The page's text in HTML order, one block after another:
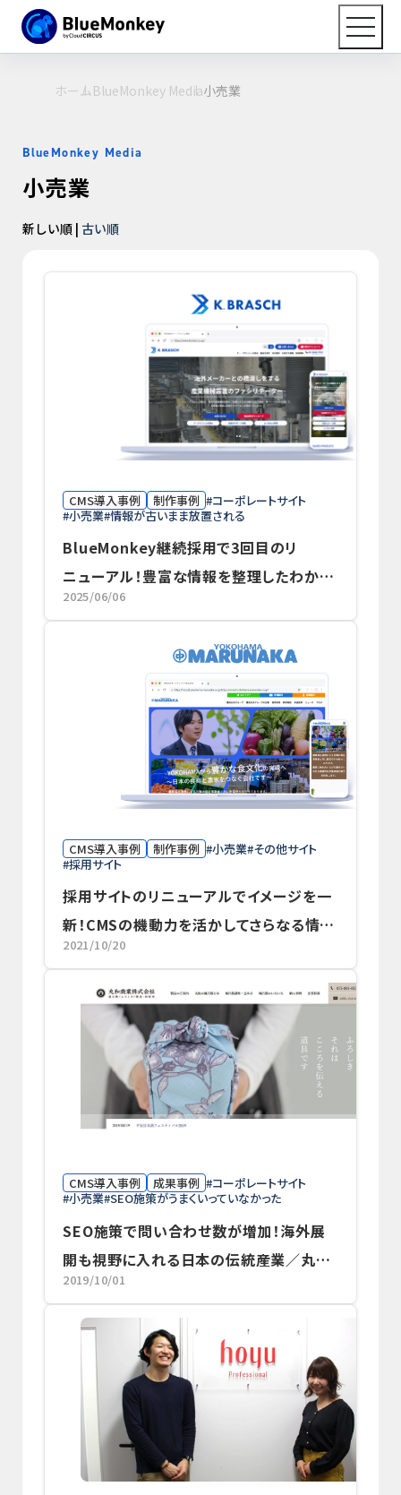
ホームBlueMonkey Media小売業
BlueMonkey Media
小売業
新しい順 | 古い順
CMS導入事例 制作事例
コーポレートサイト
小売業 情報が古いまま放置される
BlueMonkey継続採用で3回目のリ
ニューアル！豊富な情報を整理したわかり
やすいサイトに
2025/06/06
CMS導入事例 制作事例 小売業 その他サイト
採用サイト
採用サイトのリニューアルでイメージを一
新！CMSの機動力を活かしてさらなる情報
発信も
2021/10/20
CMS導入事例 成果事例
コーポレートサイト
小売業 SEO施策がうまくいっていなかった
SEO施策で問い合わせ数が増加！海外展
開も視野に入れる日本の伝統産業／丸和
商業株式会社
2019/10/01